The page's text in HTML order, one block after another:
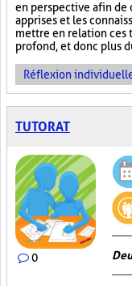
en perspective afin de
apprises et les
mettre en relation ces
profond, et donc plus
Réflexion
TUTORAT
0